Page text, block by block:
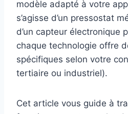
modèle adapté à votre
s’agisse d’un pressostat
d’un capteur électronique
chaque technologie offre
spécifiques selon votre
tertiaire ou industriel).
Cet article vous guide à